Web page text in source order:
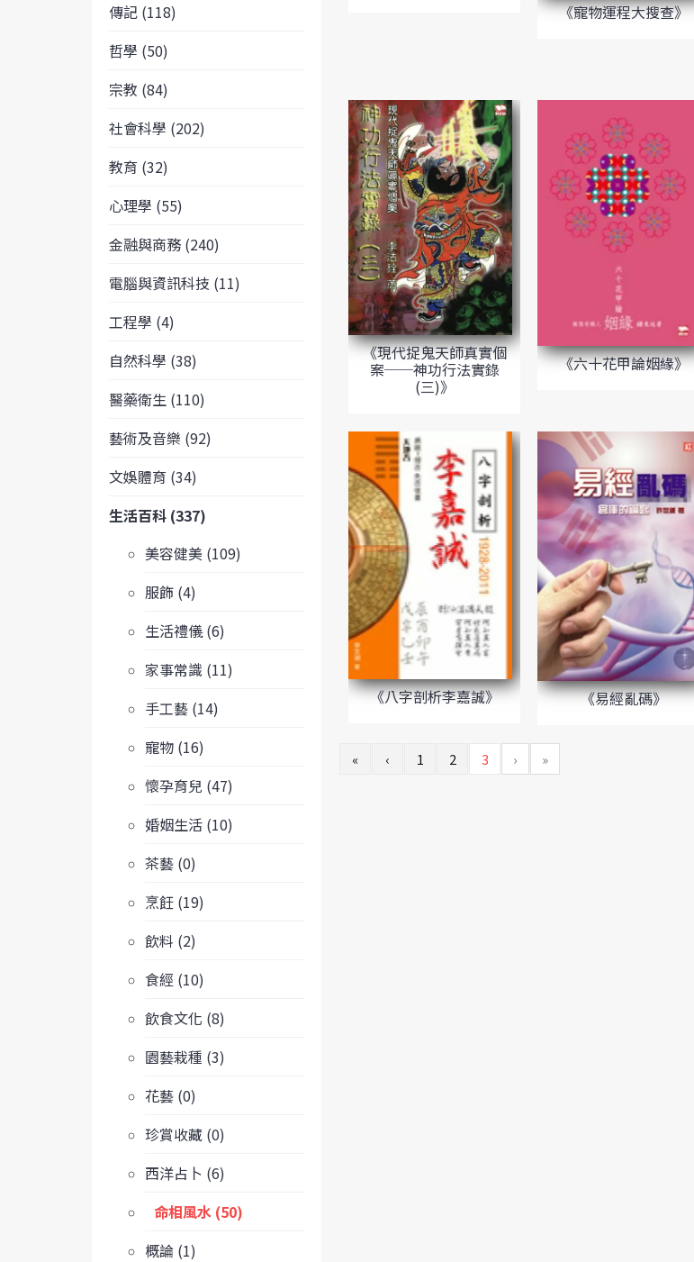
傳記 (118)
哲學 (50)
宗教 (84)
社會科學 (202)
教育 (32)
心理學 (55)
金融與商務 (240)
電腦與資訊科技 (11)
工程學 (4)
自然科學 (38)
醫藥衛生 (110)
藝術及音樂 (92)
文娛體育 (34)
生活百科 (337)
美容健美 (109)
服飾 (4)
生活禮儀 (6)
家事常識 (11)
手工藝 (14)
寵物 (16)
懷孕育兒 (47)
婚姻生活 (10)
茶藝 (0)
烹飪 (19)
飲料 (2)
食經 (10)
飲食文化 (8)
園藝栽種 (3)
花藝 (0)
珍賞收藏 (0)
西洋占卜 (6)
命相風水 (50)
概論 (1)
《寵物運程大搜查》
《現代捉鬼天師真實個
案──神功行法實錄
(三)》
《六十花甲論姻緣》
《八字剖析李嘉誠》 《易經亂碼》
« ‹ 1 2 3 › »